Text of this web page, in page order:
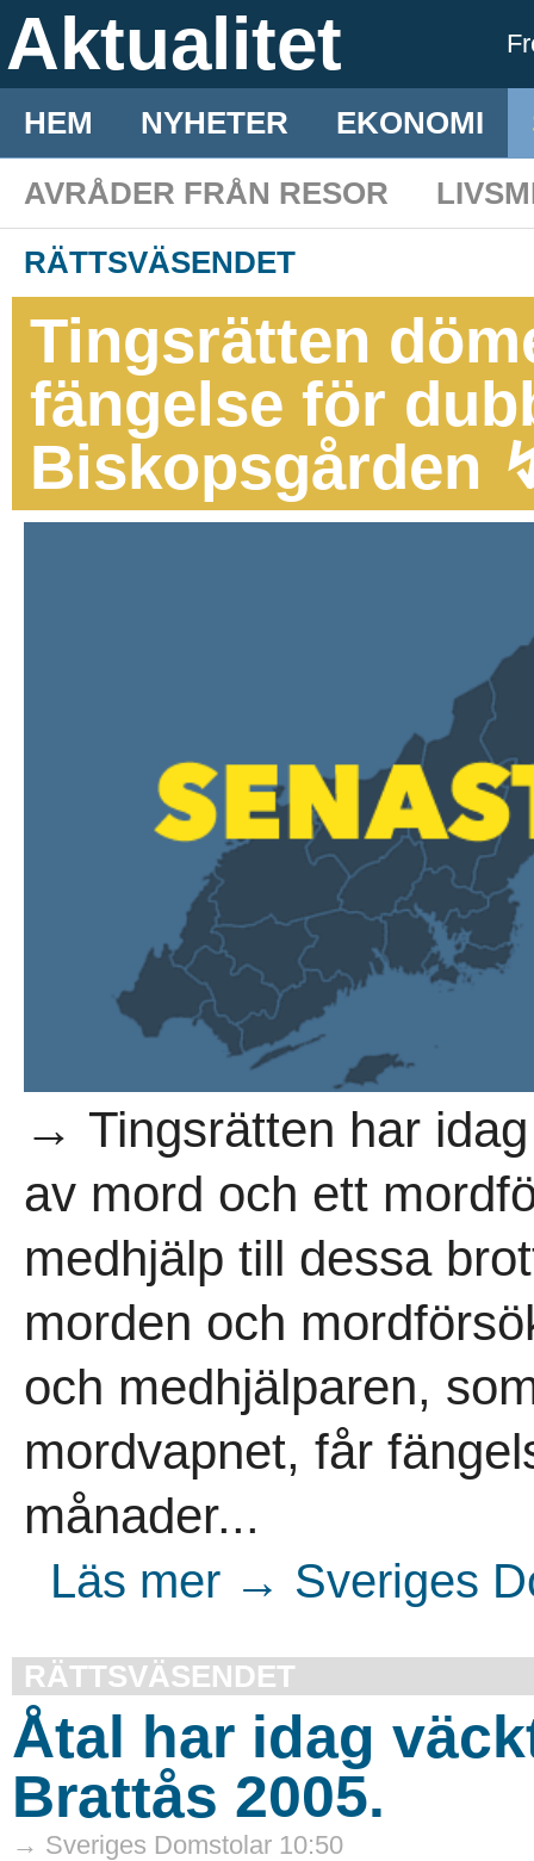
Aktualitet
HEM NYHETER EKONOMI
AVRÅDER FRÅN RESOR
RÄTTSVÄSENDET
Tingsrätten
fängelse för
Biskopsgården
→ Tingsrätten har
av mord och ett
medhjälp till dessa
morden och
och medhjälparen,
mordvapnet, får
månader...
Läs mer → Sveriges
RÄTTSVÄSENDET
Åtal har idag
Brattås 2005.
→ Sveriges Domstolar 10:50